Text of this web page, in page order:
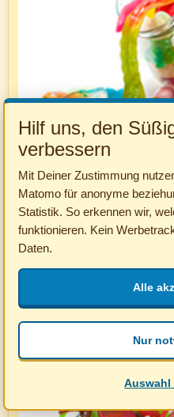
Bonbonglas gefüllt mit
Bonbonglas gefüllt mit den
von süßem Fruchtgummi
15,75 €
Entspricht 3,15 € / 100 Gramm
Anzahl
Hilf uns, den
verbessern
Mit Deiner Zustimmung
Matomo für anonyme
Statistik. So erkennen wir,
funktionieren. Kein
Daten.
Auswahl
Nur
Alle